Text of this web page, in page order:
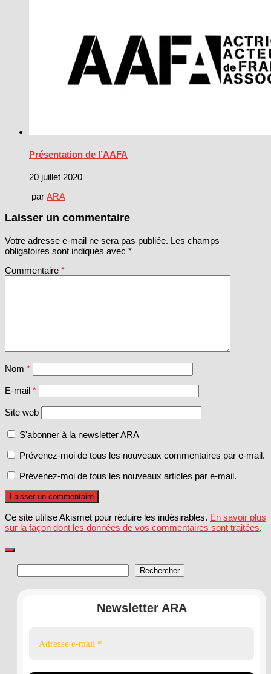
Présentation de l’AAFA
20 juillet 2020
par ARA
Laisser un commentaire
Votre adresse e-mail ne sera pas publiée. Les champs
obligatoires sont indiqués avec *
Commentaire *
Nom *
E-mail *
Site web
S'abonner à la newsletter ARA
Prévenez-moi de tous les nouveaux commentaires par e-mail.
Prévenez-moi de tous les nouveaux articles par e-mail.
Ce site utilise Akismet pour réduire les indésirables. En savoir plus
sur la façon dont les données de vos commentaires sont traitées.
Rechercher
Newsletter ARA